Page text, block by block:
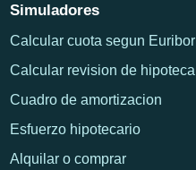
Simuladores
Calcular cuota segun Euribor
Calcular revision de hipoteca
Cuadro de amortizacion
Esfuerzo hipotecario
Alquilar o comprar